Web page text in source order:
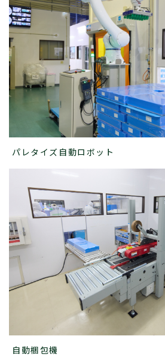
パレタイズ自動ロボット
自動梱包機